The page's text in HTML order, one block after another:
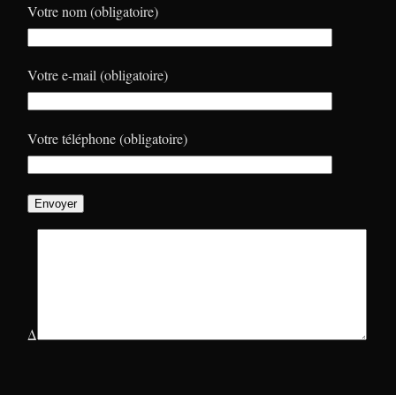
Votre nom (obligatoire)
Votre e-mail (obligatoire)
Votre téléphone (obligatoire)
Δ